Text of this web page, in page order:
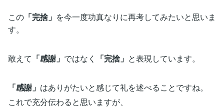
この 「完捨」 を今一度功真なりに再考してみたいと思いま
す。
敢えて 「感謝」 ではなく 「完捨」 と表現しています。
「感謝」 はありがたいと感じて礼を述べることですね。
これで充分伝わると思いますが、